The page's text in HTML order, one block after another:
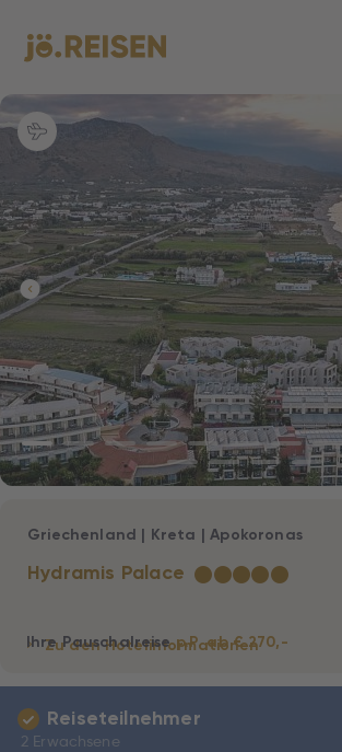
Hydramis Palace ★★★★★
Griechenland | Kreta |Apokoronas
Zu den Hotelinformationen
Ihre Pauschalreisep.P. ab € 270,-
Reiseteilnehmer
2 Erwachsene